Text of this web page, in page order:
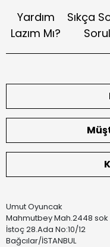
Yardım
Lazım Mı?
Sıkça
Umut Oyuncak
Mahmutbey Mah.2448 sok
İstoç 28.Ada No:10/12
Bağcılar/İSTANBUL